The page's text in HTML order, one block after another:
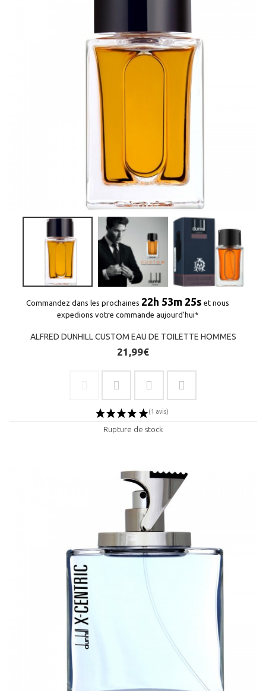
Commandez dans les prochaines 22h 53m 25s et nous
expedions votre commande aujourd'hui*
ALFRED DUNHILL CUSTOM EAU DE TOILETTE HOMMES
21,99€
Rupture de stock